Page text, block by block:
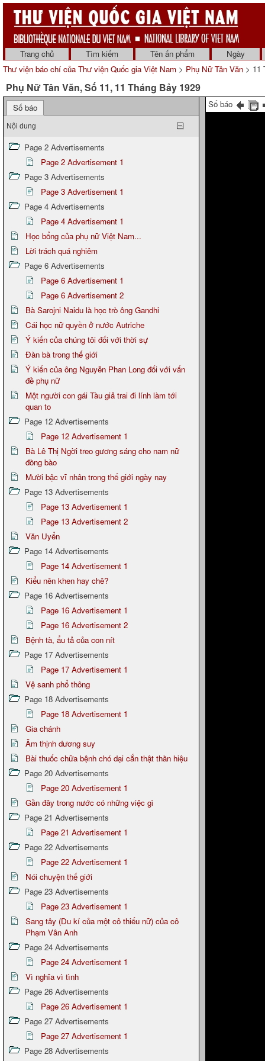
Trang chủ Tìm kiếm Tên ấn phẩm
Ngày
Thư viện báo chí của Thư viện Quốc gia Việt Nam > Phụ Nữ Tân Văn > 11
Phụ Nữ Tân Văn, Số 11, 11 Tháng Bảy 1929
Số báo
Nội dung
Page 2 Advertisements
Page 2 Advertisement 1
Page 3 Advertisements
Page 3 Advertisement 1
Page 4 Advertisements
Page 4 Advertisement 1
Học bổng của phụ nữ Việt Nam...
Lời trách quá nghiêm
Page 6 Advertisements
Page 6 Advertisement 1
Page 6 Advertisement 2
Bà Sarojni Naidu là học trò ông Gandhi
Cái học nữ quyền ở nước Autriche
Ý kiến của chúng tôi đối với thời sự
Đàn bà trong thế giới
Ý kiến của ông Nguyễn Phan Long đối với vấn
đề phụ nữ
Một người con gái Tàu giả trai đi lính làm tới
quan to
Page 12 Advertisements
Page 12 Advertisement 1
Bà Lê Thị Ngời treo gương sáng cho nam nữ
đồng bào
Mười bậc vĩ nhân trong thế giới ngày nay
Page 13 Advertisements
Page 13 Advertisement 1
Page 13 Advertisement 2
Văn Uyển
Page 14 Advertisements
Page 14 Advertisement 1
Kiểu nên khen hay chê?
Page 16 Advertisements
Page 16 Advertisement 1
Page 16 Advertisement 2
Bệnh tà, ẩu tả của con nít
Page 17 Advertisements
Page 17 Advertisement 1
Vệ sanh phổ thông
Page 18 Advertisements
Page 18 Advertisement 1
Gia chánh
Âm thịnh dương suy
Bài thuốc chữa bệnh chó dại cắn thật thần hiệu
Page 20 Advertisements
Page 20 Advertisement 1
Gần đây trong nước có những việc gì
Page 21 Advertisements
Page 21 Advertisement 1
Page 22 Advertisements
Page 22 Advertisement 1
Nói chuyện thế giới
Page 23 Advertisements
Page 23 Advertisement 1
Sang tây (Du kí của một cô thiếu nữ) của cô
Phạm Vân Anh
Page 24 Advertisements
Page 24 Advertisement 1
Vì nghĩa vì tình
Page 26 Advertisements
Page 26 Advertisement 1
Page 27 Advertisements
Page 27 Advertisement 1
Page 28 Advertisements
Số báo